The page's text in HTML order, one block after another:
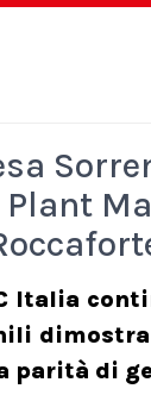
Italia
parità di